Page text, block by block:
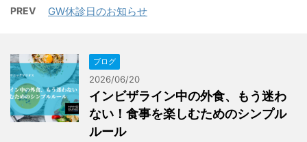
PREV GW休診日のお知らせ
ブログ
2026/06/20
インビザライン中の外食、もう迷わ
ない！食事を楽しむためのシンプル
ルール